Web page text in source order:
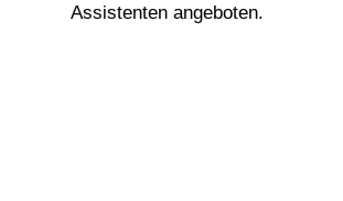
Assistenten angeboten.